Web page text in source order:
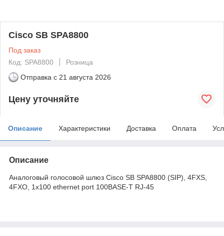
Cisco SB SPA8800
Под заказ
Код: SPA8800
Розница
Отправка с 21 августа 2026
Цену уточняйте
Описание Характеристики Доставка Оплата
Описание
Аналоговый голосовой шлюз Cisco SB SPA8800 (SIP), 4FXS,
4FXO, 1x100 ethernet port 100BASE-T RJ-45